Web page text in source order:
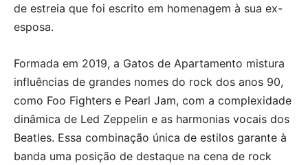
de estreia que foi escrito em homenagem à sua ex-
esposa.
Formada em 2019, a Gatos de Apartamento mistura
influências de grandes nomes do rock dos anos 90,
como Foo Fighters e Pearl Jam, com a complexidade
dinâmica de Led Zeppelin e as harmonias vocais dos
Beatles. Essa combinação única de estilos garante à
banda uma posição de destaque na cena de rock